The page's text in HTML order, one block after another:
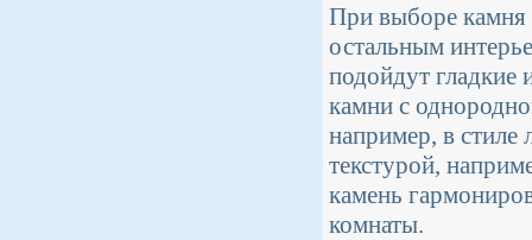
При выборе камня
остальным
подойдут гладкие
камни с
например, в
текстурой,
камень
комнаты.